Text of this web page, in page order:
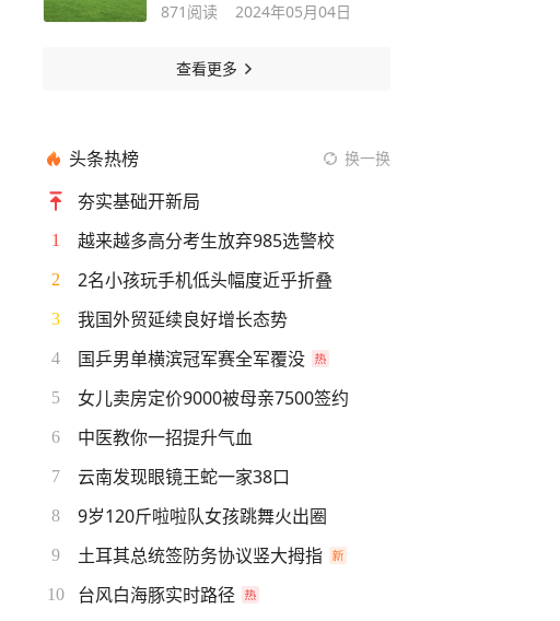
871 阅读 2024年05月04日
查看更多
头条热榜 换一换
夯实基础开新局
1 越来越多高分考生放弃985选警校
2 2名小孩玩手机低头幅度近乎折叠
3 我国外贸延续良好增长态势
4 国乒男单横滨冠军赛全军覆没
5 女儿卖房定价9000被母亲7500签约
6 中医教你一招提升气血
7 云南发现眼镜王蛇一家38口
8 9岁120斤啦啦队女孩跳舞火出圈
9 土耳其总统签防务协议竖大拇指
10 台风白海豚实时路径